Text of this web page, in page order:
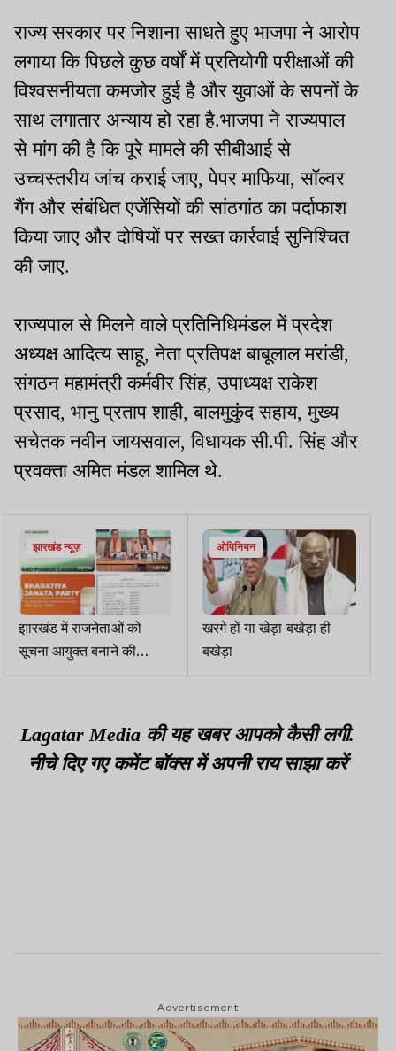
राज्य सरकार पर निशाना साधते हुए भाजपा ने आरोप
लगाया कि पिछले कुछ वर्षों में प्रतियोगी परीक्षाओं की
विश्वसनीयता कमजोर हुई है और युवाओं के सपनों के
साथ लगातार अन्याय हो रहा है.भाजपा ने राज्यपाल
से मांग की है कि पूरे मामले की सीबीआई से
उच्चस्तरीय जांच कराई जाए, पेपर माफिया, सॉल्वर
गैंग और संबंधित एजेंसियों की सांठगांठ का पर्दाफाश
किया जाए और दोषियों पर सख्त कार्रवाई सुनिश्चित
की जाए.
राज्यपाल से मिलने वाले प्रतिनिधिमंडल में प्रदेश
अध्यक्ष आदित्य साहू, नेता प्रतिपक्ष बाबूलाल मरांडी,
संगठन महामंत्री कर्मवीर सिंह, उपाध्यक्ष राकेश
प्रसाद, भानु प्रताप शाही, बालमुकुंद सहाय, मुख्य
सचेतक नवीन जायसवाल, विधायक सी.पी. सिंह और
प्रवक्ता अमित मंडल शामिल थे.
झारखंड न्यूज़
झारखंड में राजनेताओं को
सूचना आयुक्त बनाने की
पृष्ठभूमि पहले से तैयार थी
ओपिनियन
खरगे हों या खेड़ा बखेड़ा ही
बखेड़ा
Lagatar Media की यह खबर आपको कैसी लगी.
नीचे दिए गए कमेंट बॉक्स में अपनी राय साझा करें
Advertisement